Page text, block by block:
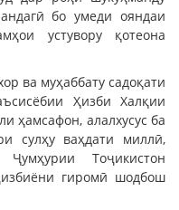
бо умеди ояндаи
устувору қотеона
ва муҳаббату садоқати
Ҳизби Халқии
ҳамсафон, алалхусус ба
сулҳу ваҳдати миллӣ,
Тоҷикистон
гиромӣ шодбош